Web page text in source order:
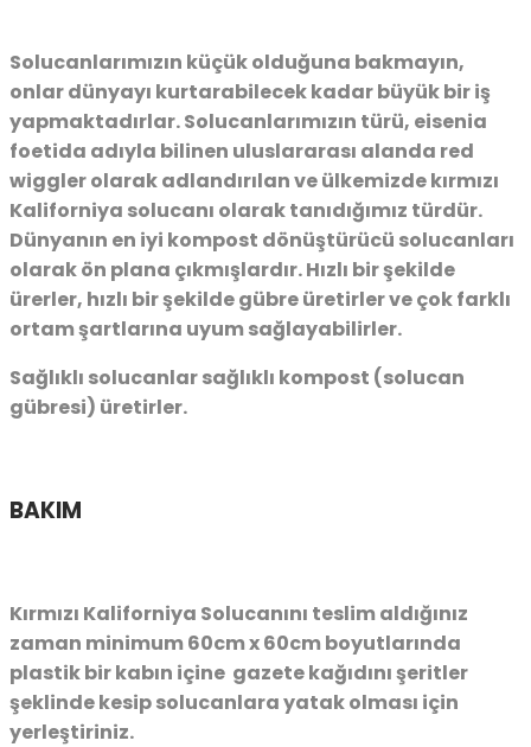
Solucanlarımızın küçük olduğuna bakmayın,
onlar dünyayı kurtarabilecek kadar büyük bir iş
yapmaktadırlar. Solucanlarımızın türü, eisenia
foetida adıyla bilinen uluslararası alanda red
wiggler olarak adlandırılan ve ülkemizde kırmızı
Kaliforniya solucanı olarak tanıdığımız türdür.
Dünyanın en iyi kompost dönüştürücü solucanları
olarak ön plana çıkmışlardır. Hızlı bir şekilde
ürerler, hızlı bir şekilde gübre üretirler ve çok farklı
ortam şartlarına uyum sağlayabilirler.
Sağlıklı solucanlar sağlıklı kompost (solucan
gübresi) üretirler.
BAKIM
Kırmızı Kaliforniya Solucanını teslim aldığınız
zaman minimum 60cm x 60cm boyutlarında
plastik bir kabın içine gazete kağıdını şeritler
şeklinde kesip solucanlara yatak olması için
yerleştiriniz.